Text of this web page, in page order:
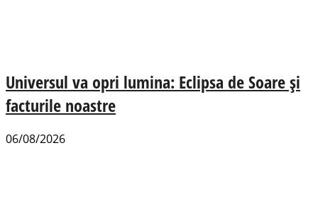
Universul va opri lumina: Eclipsa de Soare și
facturile noastre
06/08/2026